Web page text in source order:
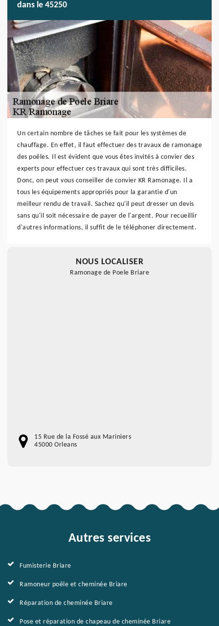
dans le 45250
Un certain nombre de tâches se fait pour les systèmes de
chauffage. En effet, il faut effectuer des travaux de ramonage
des poêles. Il est évident que vous êtes invités à convier des
experts pour effectuer ces travaux qui sont très difficiles.
Donc, on peut vous conseiller de convier KR Ramonage. Il a
tous les équipements appropriés pour la garantie d'un
meilleur rendu de travail. Sachez qu'il peut dresser un devis
sans qu'il soit nécessaire de payer de l'argent. Pour recueillir
d'autres informations, il suffit de le téléphoner directement.
NOUS LOCALISER
Ramonage de Poele Briare
15 Rue de la Fossé aux Mariniers
45000 Orleans
Autres services
Fumisterie Briare
Ramoneur poêle et cheminée Briare
Réparation de cheminée Briare
Pose et réparation de chapeau de cheminée Briare